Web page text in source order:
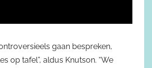
gaan bespreken,
op tafel”, aldus Knutson. “We